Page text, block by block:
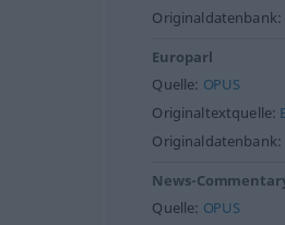
Originaldatenbank:
Europarl
Quelle: OPUS
Originaltextquelle:
Originaldatenbank:
News-
Quelle: OPUS